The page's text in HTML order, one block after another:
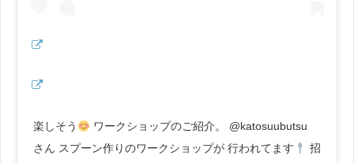
楽しそう
ワークショップのご紹介。 @katosuubutsu
さん スプーン作りのワークショップが 行われてます
招